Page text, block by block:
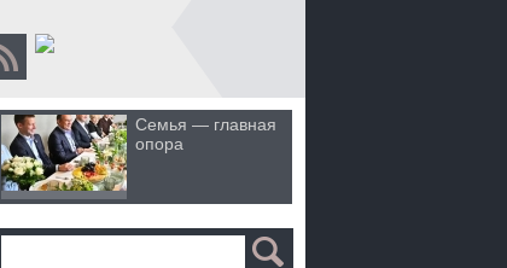
Семья — главная
опора